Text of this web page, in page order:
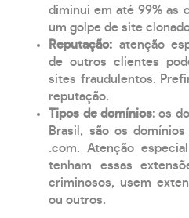
diminui em até 99% as
um golpe de site
Reputação: atenção
de outros clientes
sites fraudulentos.
reputação.
Tipos de domínios:os
Brasil, são os
.com. Atenção
tenham essas
criminosos, usem
ou outros.